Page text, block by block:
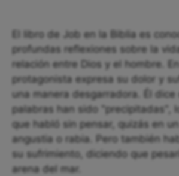
El libro de Job en la Biblia es
profundas reflexiones sobre la
relación entre Dios y el hombre.
protagonista expresa su dolor y
una manera desgarradora. Él dice
palabras han sido "precipitadas",
que habló sin pensar, quizás en
angustia o rabia. Pero también
su sufrimiento, diciendo que
arena del mar.